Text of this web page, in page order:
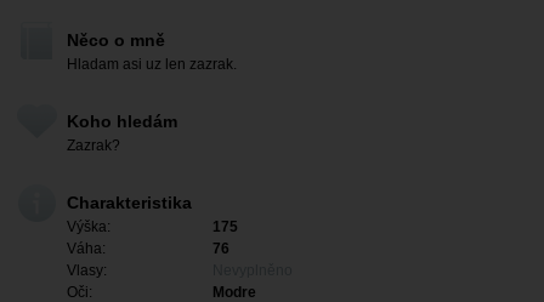
Něco o mně
Hladam asi uz len zazrak.
Koho hledám
Zazrak?
Charakteristika
Výška:
175
Váha:
76
Vlasy:
Oči:
Modre